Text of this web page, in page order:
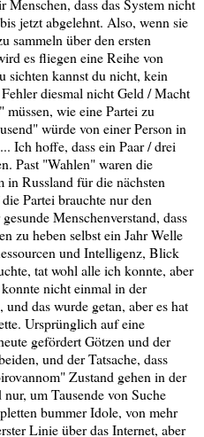
Menschen, dass das System nicht
jetzt abgelehnt. Also, wenn sie
sammeln über den ersten
es fliegen eine Reihe von
sichten kannst du nicht, kein
diesmal nicht Geld / Macht
wie eine Partei zu
würde von einer Person in
Ich hoffe, dass ein Paar / drei
Past "Wahlen" waren die
in Russland für die nächsten
Partei brauchte nur den
Menschenverstand, dass
zu heben selbst ein Jahr Welle
und Intelligenz, Blick
tat wohl alle ich konnte, aber
nicht einmal in der
das wurde getan, aber es hat
Ursprünglich auf eine
gefördert Götzen und der
und der Tatsache, dass
Zustand gehen in der
um Tausende von Suche
bummer Idole, von mehr
Linie über das Internet, aber